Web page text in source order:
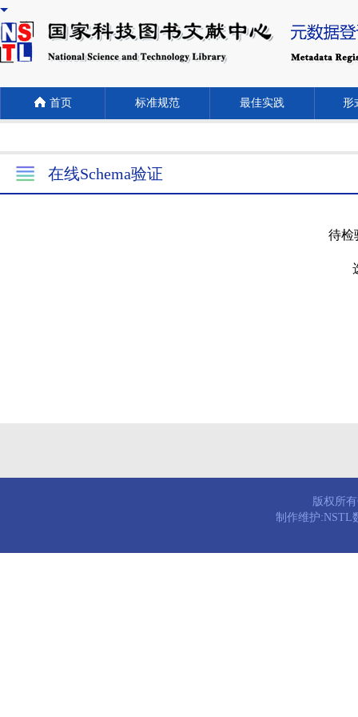
首页 标准规范 最佳实践 形
在线Schema验证
待检
版权所
制作维护:NSTL